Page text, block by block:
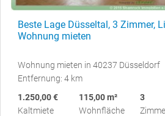
Beste Lage Düsseltal, 3 Zimmer,
Wohnung mieten
Wohnung mieten in 40237 Düsseldorf
Entfernung: 4 km
1.250,00 €
Kaltmiete
115,00 m²
Wohnfläche
3